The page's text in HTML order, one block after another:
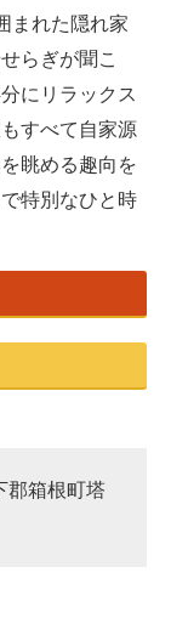
まれた隠れ家
らぎが聞こ
にリラックス
すべて自家源
眺める趣向を
特別なひと時
郡箱根町塔